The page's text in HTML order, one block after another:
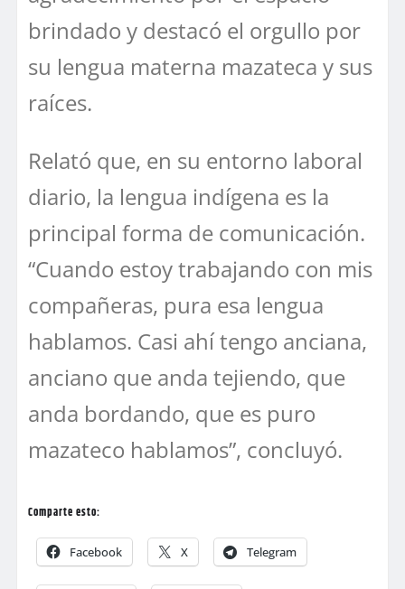
brindado y destacó el orgullo por
su lengua materna mazateca y sus
raíces.
Relató que, en su entorno laboral
diario, la lengua indígena es la
principal forma de comunicación.
“Cuando estoy trabajando con mis
compañeras, pura esa lengua
hablamos. Casi ahí tengo anciana,
anciano que anda tejiendo, que
anda bordando, que es puro
mazateco hablamos”, concluyó.
Comparte esto:
Facebook X Telegram